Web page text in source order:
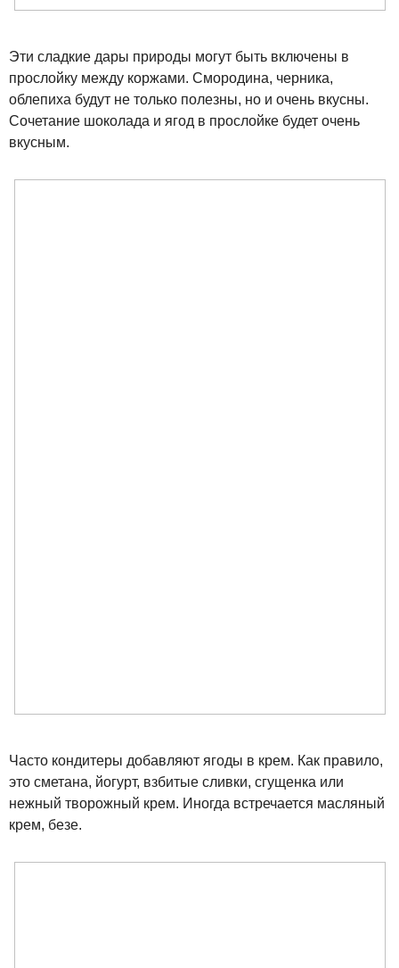
Эти сладкие дары природы могут быть включены в
прослойку между коржами. Смородина, черника,
облепиха будут не только полезны, но и очень вкусны.
Сочетание шоколада и ягод в прослойке будет очень
вкусным.
Часто кондитеры добавляют ягоды в крем. Как правило,
это сметана, йогурт, взбитые сливки, сгущенка или
нежный творожный крем. Иногда встречается масляный
крем, безе.